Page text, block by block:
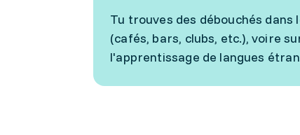
Tu trouves des débouchés
(cafés, bars, clubs, etc.), voire
l'apprentissage de langues